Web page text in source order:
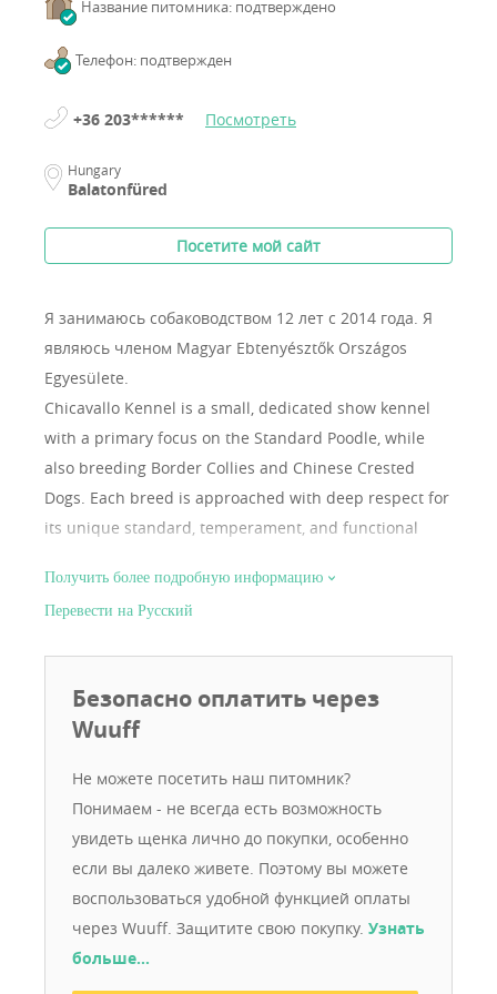
Название питомника: подтверждено
Телефон: подтвержден
+36 203****** Посмотреть
Hungary
Balatonfüred
Посетите мой сайт
Я занимаюсь собаководством 12 лет с 2014 года. Я
являюсь членом Magyar Ebtenyésztők Országos
Egyesülete.
Chicavallo Kennel is a small, dedicated show kennel
with a primary focus on the Standard Poodle, while
also breeding Border Collies and Chinese Crested
Dogs. Each breed is approached with deep respect for
its unique standard, temperament, and functional
members, living in a home environment and fully
integrated into everyday life. This allows us to develop
on careful selection, prioritising health, sound
structure, correct movement, and breed-typical
genetic and orthopedic screenings where applicable.
conformation, movement, and character. We aim for
balanced proportions, strong bone structure, correct
outlines, and confident yet cooperative temperaments
Получить более подробную информацию
Перевести на Русский
Безопасно оплатить через
Wuuff
Не можете посетить наш питомник?
Понимаем - не всегда есть возможность
увидеть щенка лично до покупки, особенно
если вы далеко живете. Поэтому вы можете
воспользоваться удобной функцией оплаты
через Wuuff. Защитите свою покупку. Узнать
больше…